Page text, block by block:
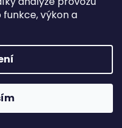
výkon a
- Rozjasňovač